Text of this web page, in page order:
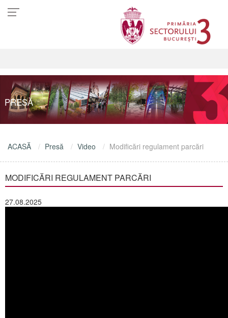
PRESĂ
ACASĂ Presă Video Modificări regulament parcări
MODIFICĂRI REGULAMENT PARCĂRI
27.08.2025